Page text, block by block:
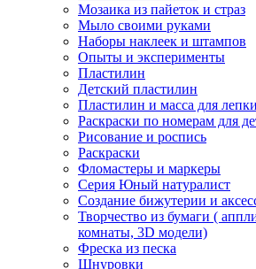
Мозаика из пайеток и страз
Мыло своими руками
Наборы наклеек и штампов
Опыты и эксперименты
Пластилин
Детский пластилин
Пластилин и масса для лепки
Раскраски по номерам для
Рисование и роспись
Раскраски
Фломастеры и маркеры
Серия Юный натуралист
Создание бижутерии и
Творчество из бумаги (
комнаты, 3D модели)
Фреска из песка
Шнуровки